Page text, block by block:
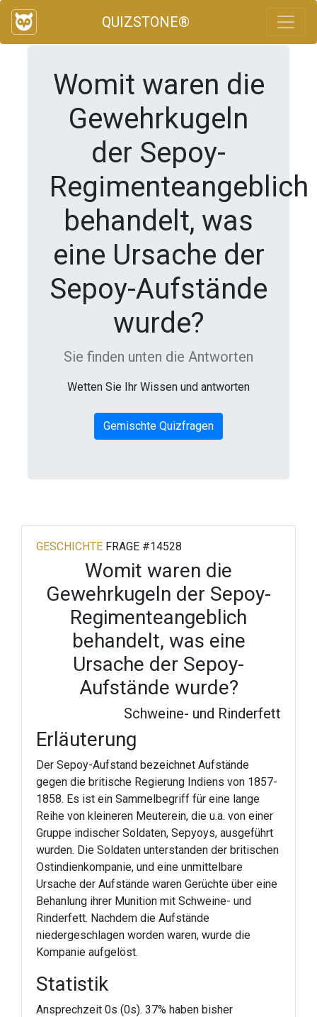
QUIZSTONE®
Womit waren die
Gewehrkugeln
der Sepoy-
Regimenteangeblich
behandelt, was
eine Ursache der
Sepoy-Aufstände
wurde?
Sie finden unten die Antworten
Wetten Sie Ihr Wissen und antworten
Gemischte Quizfragen
GESCHICHTE FRAGE #14528
Womit waren die
Gewehrkugeln der Sepoy-
Regimenteangeblich
behandelt, was eine
Ursache der Sepoy-
Aufstände wurde?
Schweine- und Rinderfett
Erläuterung
Der Sepoy-Aufstand bezeichnet Aufstände
gegen die britische Regierung Indiens von 1857-
1858. Es ist ein Sammelbegriff für eine lange
Reihe von kleineren Meuterein, die u.a. von einer
Gruppe indischer Soldaten, Sepyoys, ausgeführt
wurden. Die Soldaten unterstanden der britischen
Ostindienkompanie, und eine unmittelbare
Ursache der Aufstände waren Gerüchte über eine
Behanlung ihrer Munition mit Schweine- und
Rinderfett. Nachdem die Aufstände
niedergeschlagen worden waren, wurde die
Kompanie aufgelöst.
Statistik
Ansprechzeit 0s (0s). 37% haben bisher